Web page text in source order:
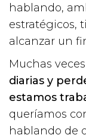
hablando,
estratégicos,
alcanzar un
Muchas veces
diarias y
estamos
queríamos
hablando de